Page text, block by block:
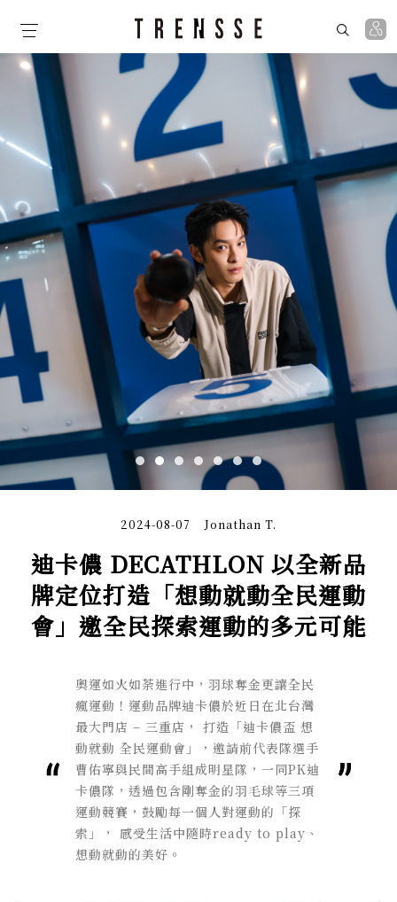
迪卡儂 DECATHLON 以全新品
牌定位打造「想動就動全民運動
會」邀全民探索運動的多元可能
Jonathan T.
2024-08-07
奧運如火如荼進行中，羽球奪金更讓全民
瘋運動！運動品牌迪卡儂於近日在北台灣
最大門店 – 三重店， 打造「迪卡儂盃 想
動就動 全民運動會」，邀請前代表隊選手
曹佑寧與民間高手組成明星隊，一同PK迪
卡儂隊，透過包含剛奪金的羽毛球等三項
運動競賽，鼓勵每一個人對運動的「探
索」， 感受生活中隨時ready to play、
想動就動的美好。